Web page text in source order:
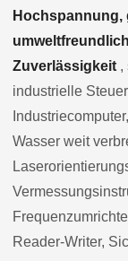
Hochspannung,
Zuverlässigkeit ,
industrielle
Wasser weit
Reader-Writer,